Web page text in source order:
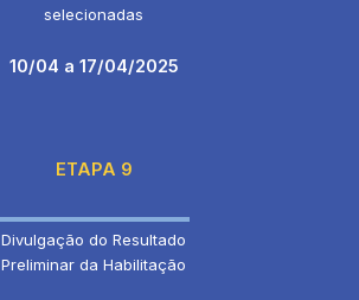
selecionadas
10/04 a 17/04/2025
ETAPA 9
Divulgação do Resultado
Preliminar da Habilitação